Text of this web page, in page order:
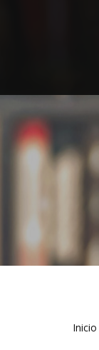
Inicio